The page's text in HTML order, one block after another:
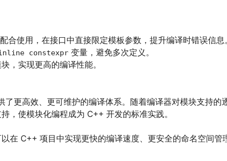
合使用，在接口中直接限定模板参数，提升编译时错误信息
constexpr 变量，避免多次定义。
，实现更高的编译性能。
了更高效、更可维护的编译体系。随着编译器对模块支持
，使模块化编程成为 C++ 开发的标准实践。
在 C++ 项目中实现更快的编译速度、更安全的命名空间